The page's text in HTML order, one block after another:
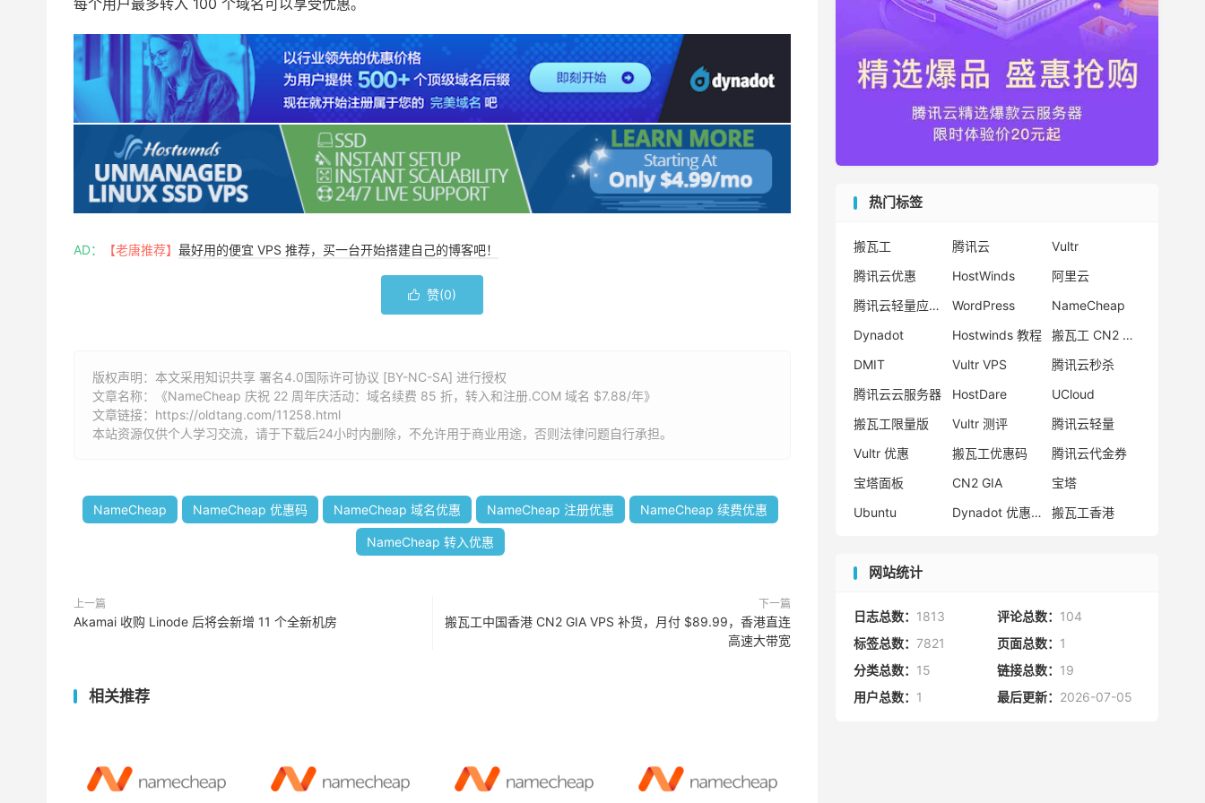
每个用户最多转入 100 个域名可以享受优惠。
AD： 【老唐推荐】 最好用的便宜 VPS 推荐，买一台开始搭建自己的博客吧！
 赞(0)
版权声明：本文采用知识共享 署名4.0国际许可协议 [BY-NC-SA] 进行授权
文章名称：《NameCheap 庆祝 22 周年庆活动：域名续费 85 折，转入和注册.COM 域名 $7.88/年》
文章链接： https://oldtang.com/11258.html
本站资源仅供个人学习交流，请于下载后24小时内删除，不允许用于商业用途，否则法律问题自行承担。
NameCheap NameCheap 优惠码 NameCheap 域名优惠 NameCheap 注册优惠 NameCheap 续费优惠
NameCheap 转入优惠
上一篇
Akamai 收购 Linode 后将会新增 11 个全新机房
下一篇
搬瓦工中国香港 CN2 GIA VPS 补货，月付 $89.99，香港直连
高速大带宽
相关推荐
热门标签
搬瓦工 腾讯云
Vultr
腾讯云优惠
HostWinds
阿里云
腾讯云轻量应用服务器
WordPress
NameCheap
Dynadot
Hostwinds 教程
搬瓦工 CN2 GIA
DMIT
Vultr VPS
腾讯云秒杀
腾讯云云服务器
HostDare
UCloud
搬瓦工限量版
Vultr 测评
腾讯云轻量
Vultr 优惠
搬瓦工优惠码
腾讯云代金券
宝塔面板
CN2 GIA
宝塔
Ubuntu
Dynadot 优惠码 搬瓦工香港
网站统计
日志总数： 1813 评论总数： 104
标签总数： 7821 页面总数： 1
分类总数： 15 链接总数： 19
用户总数： 1 最后更新： 2026-07-05